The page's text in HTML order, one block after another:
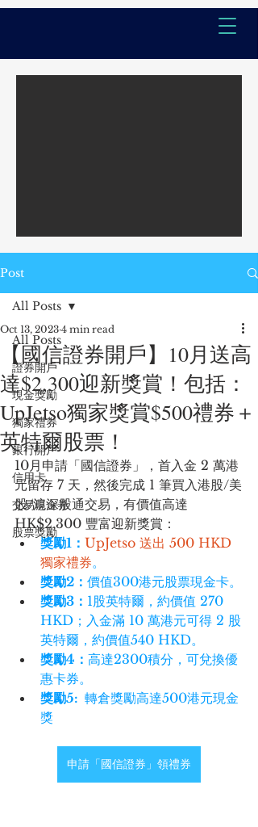
Post
All Posts
證券開戶
現金獎勵
獨家禮券
銀行開戶
信用卡
交易現金券
股票獎勵
All Posts
【國信證券開戶】10月送高
達$2,300迎新獎賞！包括：
UpJetso獨家獎賞$500禮券＋
英特爾股票！
Oct 13, 2023 4 min read
10月申請「國信證券」，首入金 2 萬港
元留存 7 天，然後完成 1 筆買入港股/美
股/滬深股通交易，有價值高達
HK$2,300 豐富迎新獎賞：
獎勵1： UpJetso 送出 500 HKD
獨家禮券。
獎勵2： 價值300港元股票現金卡。
獎勵3： 1股英特爾，約價值 270
HKD；入金滿 10 萬港元可得 2 股
英特爾，約價值540 HKD。
獎勵4： 高達2300積分，可兌換優
惠卡券。
獎勵5: 轉倉獎勵高達500港元現金
獎
申請「國信證券」領禮券